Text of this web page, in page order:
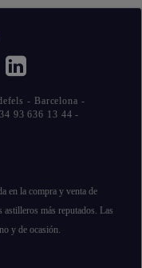
- Barcelona -
93 636 13 44 -
en la compra y venta de
astilleros más reputados. Las
y de ocasión.